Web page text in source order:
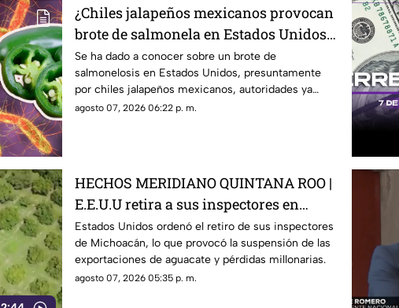
¿Chiles jalapeños mexicanos provocan
brote de salmonela en Estados Unidos?
Esto debes saber
Se ha dado a conocer sobre un brote de
salmonelosis en Estados Unidos, presuntamente
por chiles jalapeños mexicanos, autoridades ya
realizan investigación.
agosto 07, 2026 06:22 p. m.
HECHOS MERIDIANO QUINTANA ROO |
E.E.U.U retira a sus inspectores en
Michoacán y provocá la suspensión de
exportaciones de aguacate
Estados Unidos ordenó el retiro de sus inspectores
de Michoacán, lo que provocó la suspensión de las
exportaciones de aguacate y pérdidas millonarias.
agosto 07, 2026 05:35 p. m.